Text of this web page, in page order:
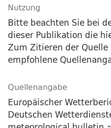
Nutzung
Bitte beachten Sie bei
dieser Publikation die
Zum Zitieren der
empfohlene
Quellenangabe
Europäischer
Deutschen